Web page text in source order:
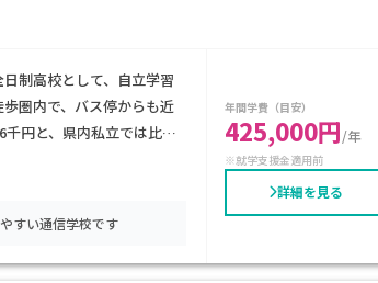
制高校として、自立学習
圏内で、バス停からも近
円と、県内私立では比較
ある生徒や、ICTや個性を
すい通信学校です
年間学費（目安）
425,000円/年
※就学支援金適用前
詳細を見る